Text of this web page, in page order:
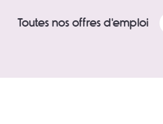
Toutes nos offres d'emploi